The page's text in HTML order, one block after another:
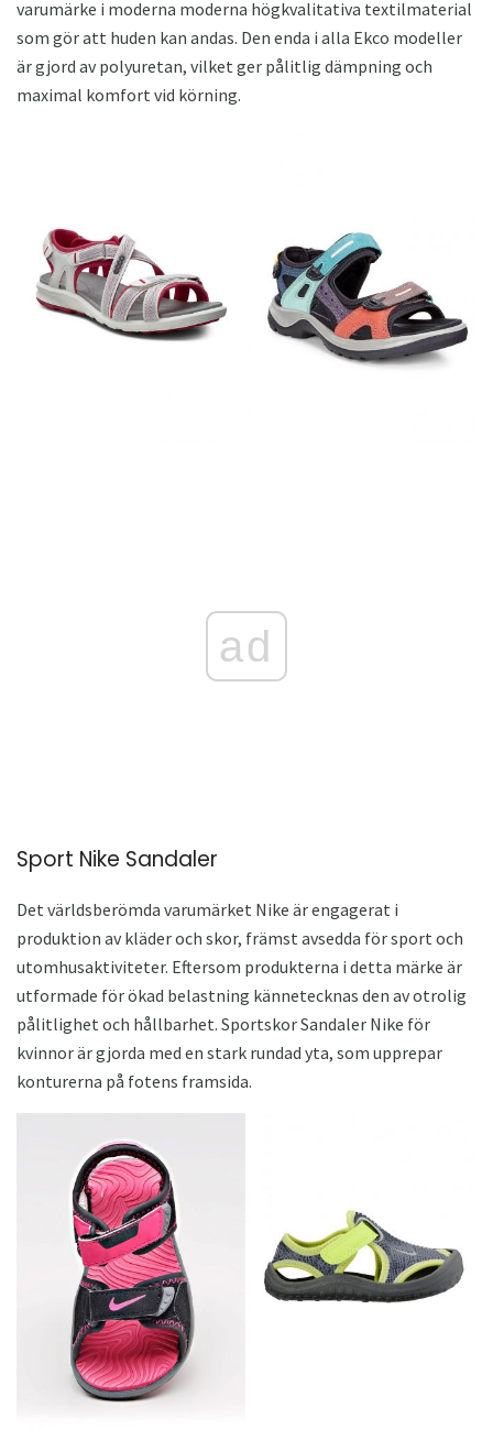
varumärke i moderna moderna högkvalitativa textilmaterial
som gör att huden kan andas. Den enda i alla Ekco modeller
är gjord av polyuretan, vilket ger pålitlig dämpning och
maximal komfort vid körning.
ad
Sport Nike Sandaler
Det världsberömda varumärket Nike är engagerat i
produktion av kläder och skor, främst avsedda för sport och
utomhusaktiviteter. Eftersom produkterna i detta märke är
utformade för ökad belastning kännetecknas den av otrolig
pålitlighet och hållbarhet. Sportskor Sandaler Nike för
kvinnor är gjorda med en stark rundad yta, som upprepar
konturerna på fotens framsida.